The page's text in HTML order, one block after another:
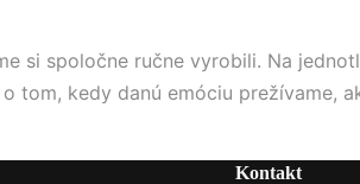
si spoločne ručne vyrobili. Na
tom, kedy danú emóciu prežívame,
Kontakt